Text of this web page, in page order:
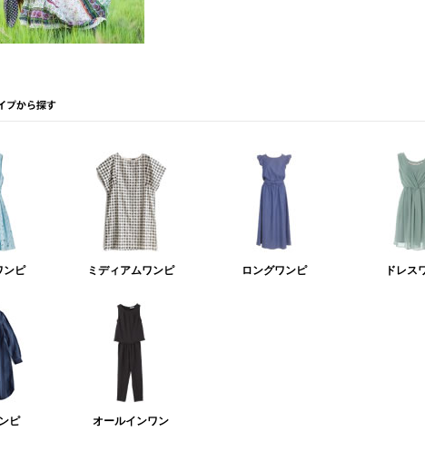
ンピ ミディアムワンピ ロングワンピ ドレス
ピ オールインワン